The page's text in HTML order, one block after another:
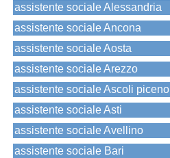
assistente sociale Alessandria
assistente sociale Ancona
assistente sociale Aosta
assistente sociale Arezzo
assistente sociale Ascoli piceno
assistente sociale Asti
assistente sociale Avellino
assistente sociale Bari